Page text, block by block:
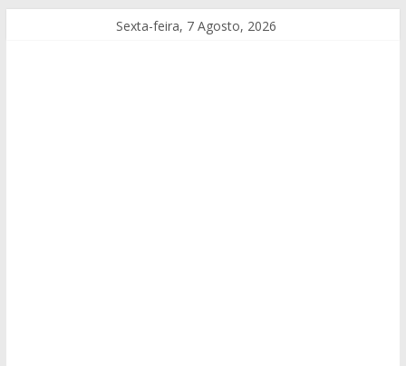
Sexta-feira, 7 Agosto, 2026